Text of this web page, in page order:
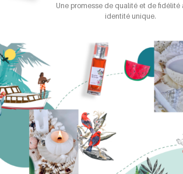
Une promesse de qualité et de fidélité
identité unique.